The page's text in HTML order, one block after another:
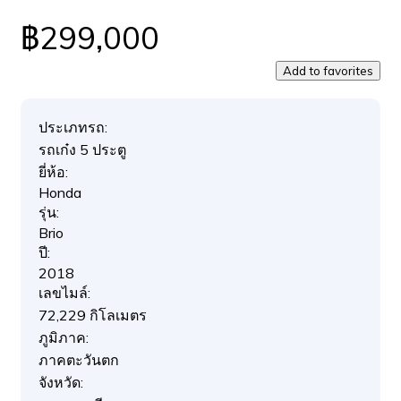
฿299,000
Add to favorites
ประเภทรถ:
รถเก๋ง 5 ประตู
ยี่ห้อ:
Honda
รุ่น:
Brio
ปี:
2018
เลขไมล์:
72,229 กิโลเมตร
ภูมิภาค:
ภาคตะวันตก
จังหวัด: